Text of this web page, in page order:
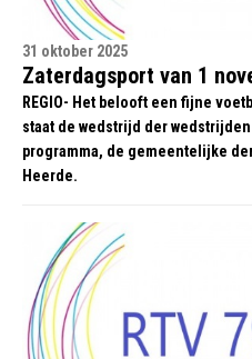
31 oktober 2025
Zaterdagsport van 1
REGIO- Het belooft een fijne
staat de wedstrijd der
programma, de gemeentelijke
Heerde.